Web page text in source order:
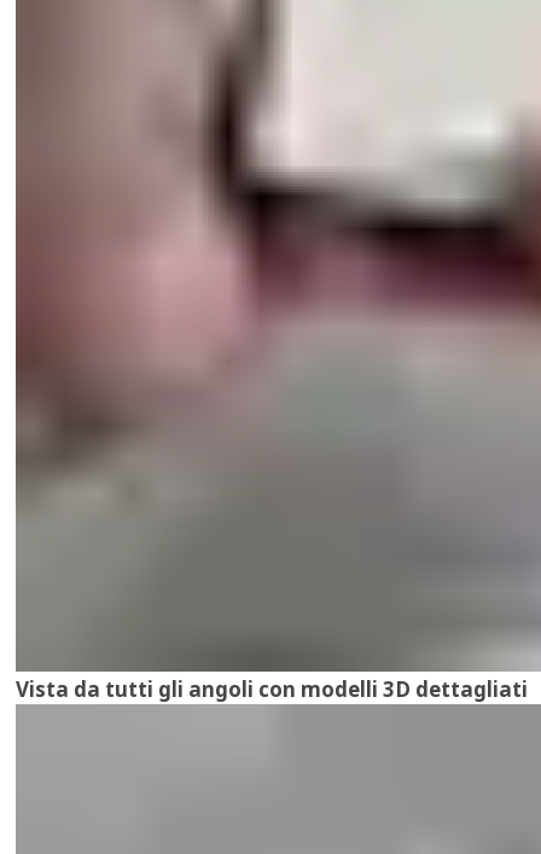
Vista da tutti gli angoli con modelli 3D dettagliati